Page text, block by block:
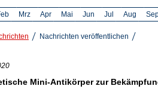
Mrz Apr Mai Jun Jul Aug
Nachrichten veröffentlichen
Mini-Antikörper zur